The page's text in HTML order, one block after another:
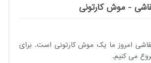
- موش کارتونی
امروز ما یک موش کارتونی است. برای
می کنیم.